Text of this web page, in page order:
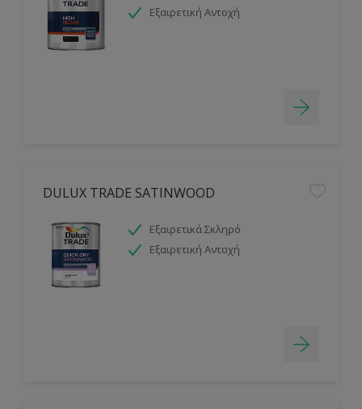
Εξαιρετική Αντοχή
DULUX TRADE SATINWOOD
Εξαιρετικά Σκληρό
Εξαιρετική Αντοχή